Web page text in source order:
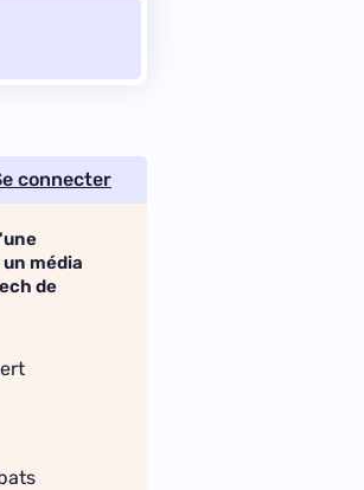
connecter
média
de